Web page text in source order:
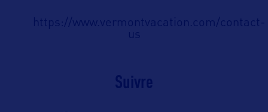
https://www.vermontvacation.com/contact-
us
Suivre